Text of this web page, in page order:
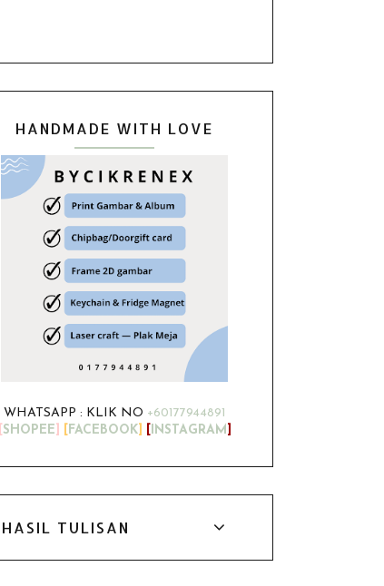
HANDMADE WITH LOVE
WHATSAPP : KLIK NO +60177944891
[SHOPEE] [FACEBOOK] [INSTAGRAM]
HASIL TULISAN